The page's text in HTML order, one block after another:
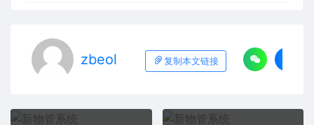
zbeol 复制本文链接